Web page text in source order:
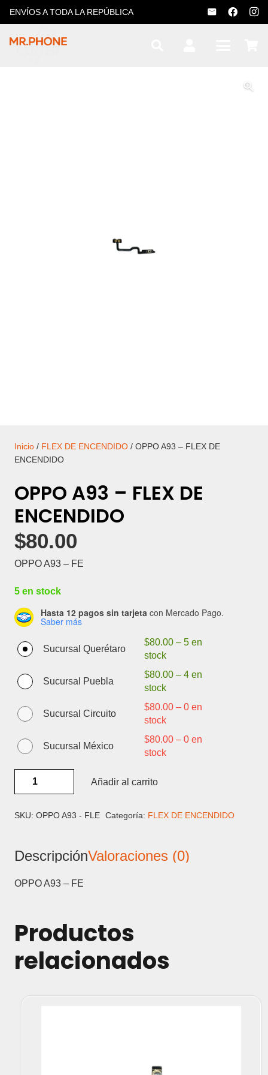
ENVÍOS A TODA LA REPÚBLICA
Inicio / FLEX DE ENCENDIDO / OPPO A93 – FLEX DE
ENCENDIDO
OPPO A93 – FLEX DE
ENCENDIDO
$80.00
OPPO A93 – FE
5 en stock
Hasta 12 pagos sin tarjeta con Mercado Pago.
Saber más
Sucursal Querétaro
$80.00 –5 en
stock
Sucursal Puebla
$80.00 –4 en
stock
Sucursal Circuito
$80.00 –0 en
stock
Sucursal México
$80.00 –0 en
stock
FLEX
cantidad
Añadir al carrito
SKU: OPPO A93 - FLE Categoría: FLEX DE ENCENDIDO
DescripciónValoraciones (0)
OPPO A93 – FE
Productos
relacionados